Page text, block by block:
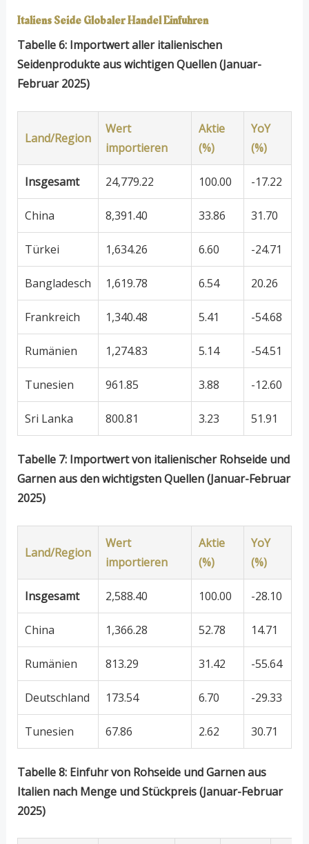
Italiens Seide Globaler HandelEinfuhren
Tabelle 6: Importwert aller italienischen
Seidenprodukte aus wichtigen Quellen (Januar-
Februar 2025)
Land/Region
Wert
importieren
Aktie
(%)
YoY
(%)
Insgesamt 24,779.22 100.00 -17.22
China 8,391.40 33.86 31.70
Türkei 1,634.26 6.60 -24.71
Bangladesch 1,619.78 6.54 20.26
Frankreich 1,340.48 5.41 -54.68
Rumänien 1,274.83 5.14 -54.51
Tunesien 961.85 3.88 -12.60
Sri Lanka 800.81 3.23 51.91
Tabelle 7: Importwert von italienischer Rohseide und
Garnen aus den wichtigsten Quellen (Januar-Februar
2025)
Land/Region
Wert
importieren
Aktie
(%)
YoY
(%)
Insgesamt 2,588.40 100.00 -28.10
China 1,366.28 52.78 14.71
Rumänien 813.29 31.42 -55.64
Deutschland 173.54 6.70 -29.33
Tunesien 67.86 2.62 30.71
Tabelle 8: Einfuhr von Rohseide und Garnen aus
Italien nach Menge und Stückpreis (Januar-Februar
2025)